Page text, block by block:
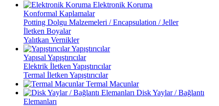
Elektronik Koruma
Konformal Kaplamalar
Potting Dolgu Malzemeleri / Encapsulation / Jeller
İletken Boyalar
Yalıtkan Vernikler
Yapıştırıcılar
Yapısal Yapıştırıcılar
Elektrik İletken Yapıştırıcılar
Termal İletken Yapıştırıcılar
Termal Macunlar
Disk Yaylar / Bağlantı
Elemanları